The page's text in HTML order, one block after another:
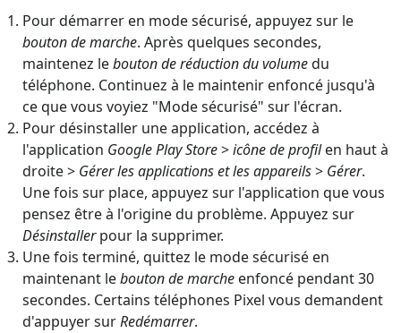
Pour démarrer en mode sécurisé, appuyez sur le
bouton de marche. Après quelques secondes,
maintenez lebouton de réduction du volumedu
téléphone. Continuez à le maintenir enfoncé jusqu'à
ce que vous voyiez "Mode sécurisé" sur l'écran.
Pour désinstaller une application, accédez à
l'application Google Play Store>icône de profilen haut à
droite > Gérer les applications et les appareils> Gérer.
Une fois sur place, appuyez sur l'application que vous
pensez être à l'origine du problème. Appuyez sur
Désinstallerpour la supprimer.
Une fois terminé, quittez le mode sécurisé en
maintenant lebouton de marcheenfoncé pendant 30
secondes. Certains téléphones Pixel vous demandent
d'appuyer surRedémarrer.